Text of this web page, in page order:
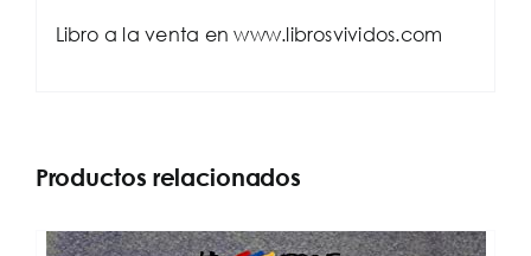
Libro a la venta en www.librosvividos.com
Productos relacionados